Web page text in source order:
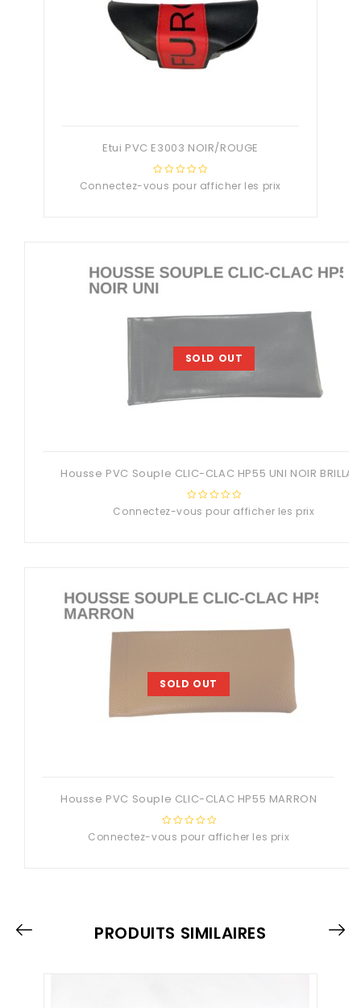
Etui PVC E3003 NOIR/ROUGE
0
Connectez-vous pour afficher les prix
SOLD OUT
Housse PVC Souple CLIC-CLAC HP55 UNI NOIR
0
Connectez-vous pour afficher les prix
SOLD OUT
Housse PVC Souple CLIC-CLAC HP55 MARRON
0
Connectez-vous pour afficher les prix
PRODUITS SIMILAIRES